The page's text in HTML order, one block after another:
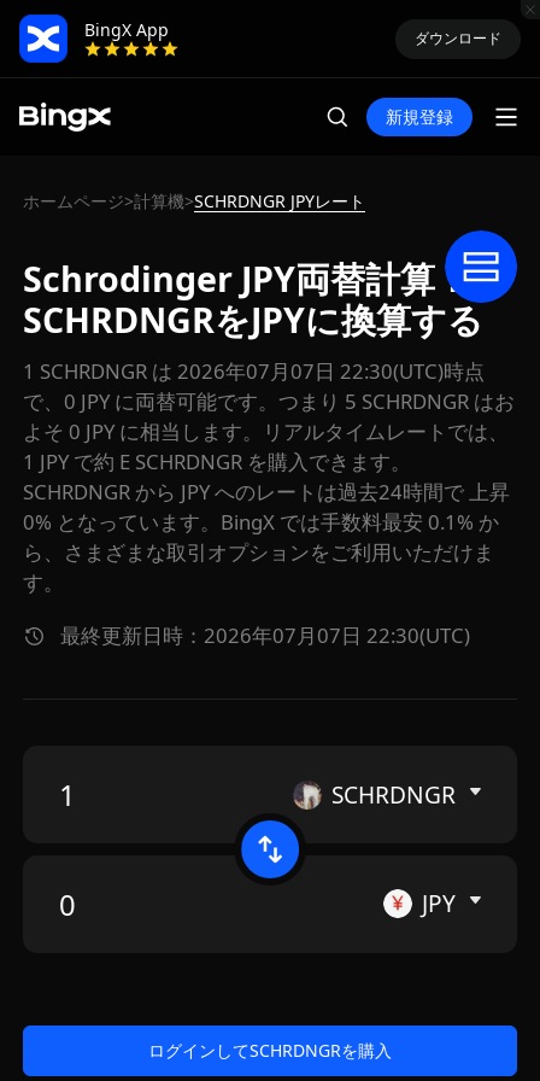
BingX App
ダウンロード
新規登録
ホームページ>計算機>SCHRDNGR JPYレート
Schrodinger JPY両替計算：
SCHRDNGRをJPYに換算する
1 SCHRDNGR は 2026年07月07日 22:30(UTC)時点
で、0 JPY に両替可能です。つまり 5 SCHRDNGR はお
よそ 0 JPY に相当します。リアルタイムレートでは、
1 JPY で約 E SCHRDNGR を購入できます。
SCHRDNGR から JPY へのレートは過去24時間で 上昇
0% となっています。BingX では手数料最安 0.1% か
ら、さまざまな取引オプションをご利用いただけま
す。
最終更新日時：2026年07月07日 22:30(UTC)
SCHRDNGR
JPY
ログインしてSCHRDNGRを購入